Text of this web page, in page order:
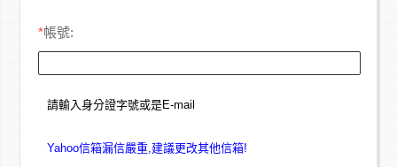
*帳號:
請輸入身分證字號或是E-mail
Yahoo信箱漏信嚴重,建議更改其他信箱!